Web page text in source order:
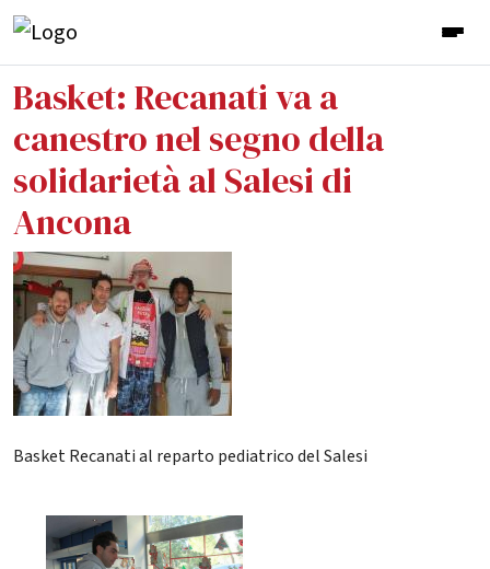
Basket: Recanati va a
canestro nel segno della
solidarietà al Salesi di
Ancona
Basket Recanati al reparto pediatrico del Salesi